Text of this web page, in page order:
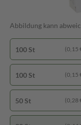
Abbildung kann
100 St (0,15
100 St (0,15
50 St (0,28